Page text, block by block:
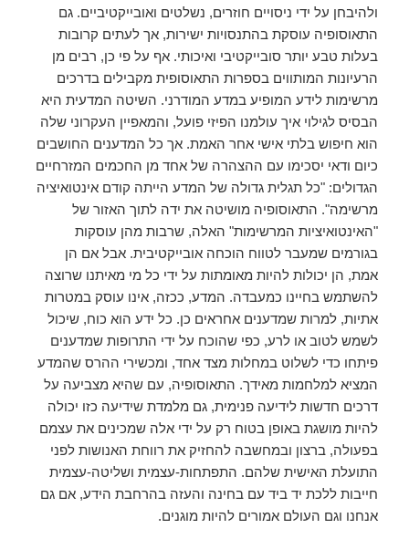
ולהיבחן על ידי ניסויים חוזרים, נשלטים ואובייקטיביים. גם
התאוסופיה עוסקת בהתנסויות ישירות, אך לעתים קרובות
בעלות טבע יותר סובייקטיבי ואיכותי. אף על פי כן, רבים מן
הרעיונות המותווים בספרות התאוסופית מקבילים בדרכים
מרשימות לידע המופיע במדע המודרני. השיטה המדעית היא
הבסיס לגילוי איך עולמנו הפיזי פועל, והמאפיין העקרוני שלה
הוא חיפוש בלתי אישי אחר האמת. אך כל המדענים החושבים
כיום ודאי יסכימו עם ההצהרה של אחד מן החכמים המזרחיים
הגדולים: "כל תגלית גדולה של המדע הייתה קודם אינטואיציה
מרשימה". התאוסופיה מושיטה את ידה לתוך האזור של
"האינטואיציות המרשימות" האלה, שרבות מהן עוסקות
בגורמים שמעבר לטווח הוכחה אובייקטיבית. אבל אם הן
אמת, הן יכולות להיות מאומתות על ידי כל מי מאיתנו שרוצה
להשתמש בחיינו כמעבדה. המדע, ככזה, אינו עוסק במטרות
אתיות, למרות שמדענים אחראים כן. כל ידע הוא כוח, שיכול
לשמש לטוב או לרע, כפי שהוכח על ידי התרופות שמדענים
פיתחו כדי לשלוט במחלות מצד אחד, ומכשירי ההרס שהמדע
המציא למלחמות מאידך. התאוסופיה, עם שהיא מצביעה על
דרכים חדשות לידיעה פנימית, גם מלמדת שידיעה כזו יכולה
להיות מושגת באופן בטוח רק על ידי אלה שמכינים את עצמם
בפעולה, ברצון ובמחשבה להחזיק את רווחת האנושות לפני
התועלת האישית שלהם. התפתחות-עצמית ושליטה-עצמית
חייבות ללכת יד ביד עם בחינה והעזה בהרחבת הידע, אם גם
אנחנו וגם העולם אמורים להיות מוגנים.